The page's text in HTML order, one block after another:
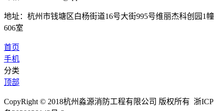
地址：杭州市钱塘区白杨街道16号大街995号维丽杰科创园1幢
606室
首页
手机
分类
顶部
CopyRight © 2018杭州淼源消防工程有限公司 版权所有 浙ICP